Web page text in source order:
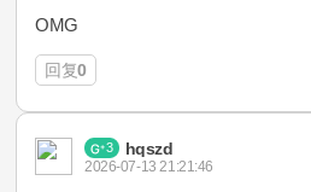
OMG
回复0
3 hqszd
2026-07-13 21:21:46